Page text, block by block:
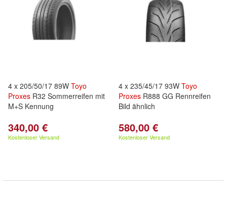
4 x 205/50/17 89W Toyo
Proxes R32 Sommerreifen mit
M+S Kennung
340,00 €
Kostenloser Versand
4 x 235/45/17 93W Toyo
Proxes R888 GG Rennreifen
Bild ähnlich
580,00 €
Kostenloser Versand